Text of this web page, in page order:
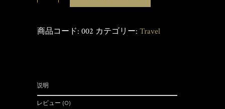
商品コード: 002 カテゴリー: Travel
説明
レビュー (0)